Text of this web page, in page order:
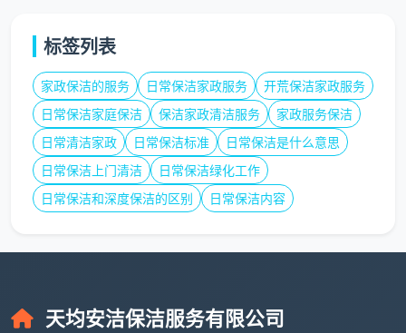
标签列表
家政保洁的服务 日常保洁家政服务
开荒保洁家政服务
日常保洁家庭保洁
保洁家政清洁服务
家政服务保洁
日常清洁家政
日常保洁标准
日常保洁是什么意思
日常保洁上门清洁
日常保洁绿化工作
日常保洁和深度保洁的区别
日常保洁内容
天均安洁保洁服务有限公司